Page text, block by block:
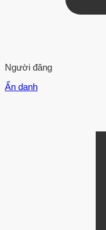
Người đăng
Ẩn danh